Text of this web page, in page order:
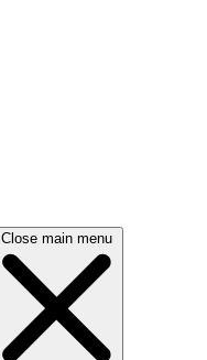
Close main menu